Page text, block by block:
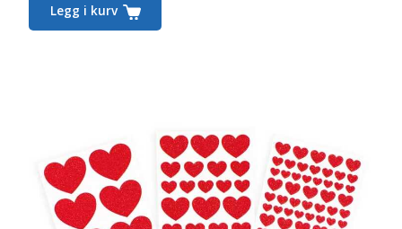
Legg i kurv